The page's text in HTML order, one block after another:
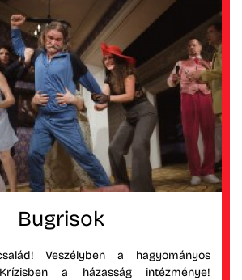
Bugrisok
Veszélyben a hagyományos
a házasság intézménye!